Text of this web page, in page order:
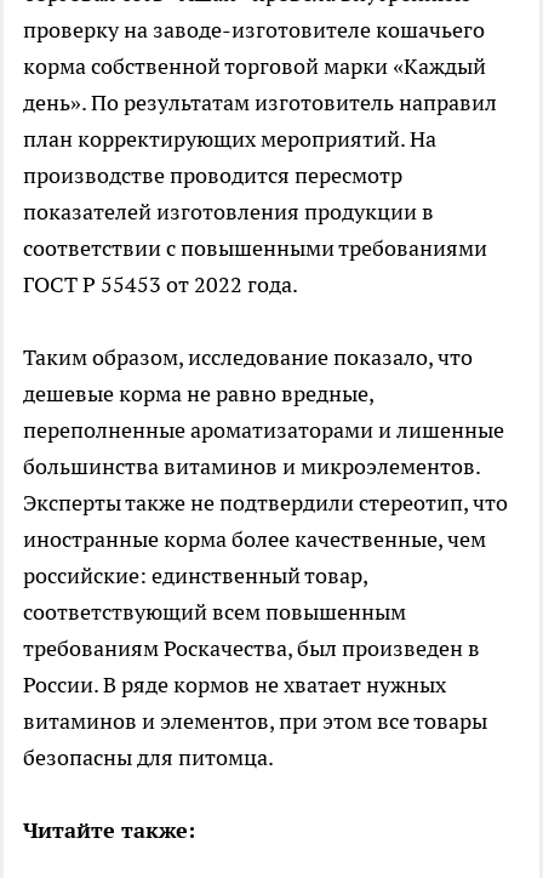
проверку на заводе-изготовителе кошачьего
корма собственной торговой марки «Каждый
день». По результатам изготовитель направил
план корректирующих мероприятий. На
производстве проводится пересмотр
показателей изготовления продукции в
соответствии с повышенными требованиями
ГОСТ Р 55453 от 2022 года.
Таким образом, исследование показало, что
дешевые корма не равно вредные,
переполненные ароматизаторами и лишенные
большинства витаминов и микроэлементов.
Эксперты также не подтвердили стереотип, что
иностранные корма более качественные, чем
российские: единственный товар,
соответствующий всем повышенным
требованиям Роскачества, был произведен в
России. В ряде кормов не хватает нужных
витаминов и элементов, при этом все товары
безопасны для питомца.
Читайте также: